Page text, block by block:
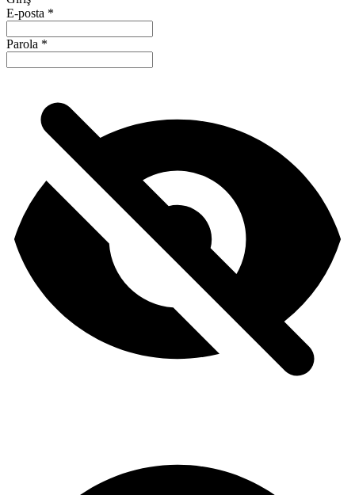
E-posta *
Parola *